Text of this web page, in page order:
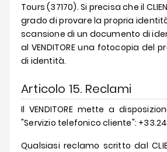
Tours (37170). Si precisa che il
grado di provare la propria
scansione di un documento di
al VENDITORE una fotocopia del
di identità.
Articolo 15. Reclami
Il VENDITORE mette a
"Servizio telefonico cliente":
Qualsiasi reclamo scritto dal